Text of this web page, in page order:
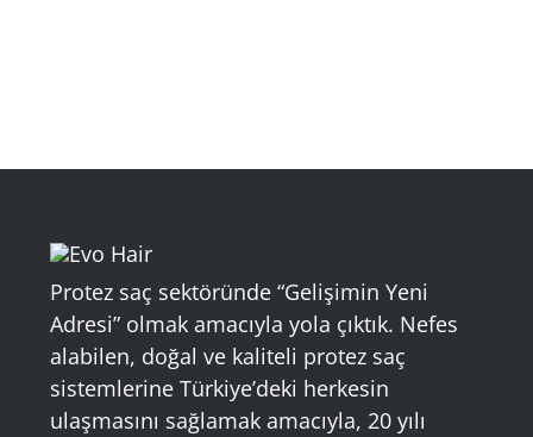
Protez saç sektöründe “Gelişimin Yeni
Adresi” olmak amacıyla yola çıktık. Nefes
alabilen, doğal ve kaliteli protez saç
sistemlerine Türkiye’deki herkesin
ulaşmasını sağlamak amacıyla, 20 yılı